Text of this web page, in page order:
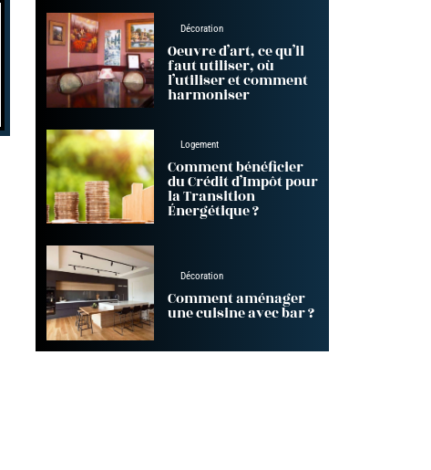
Décoration
Oeuvre d’art, ce qu’il
faut utiliser, où
l’utiliser et comment
harmoniser
Logement
Comment bénéficier
du Crédit d’Impôt pour
la Transition
Énergétique ?
Décoration
Comment aménager
une cuisine avec bar ?